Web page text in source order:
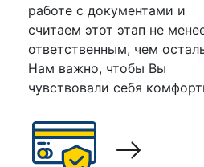
работе с документами и
считаем этот этап не
ответственным, чем
Нам важно, чтобы Вы
чувствовали себя